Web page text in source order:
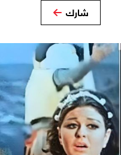
شارك